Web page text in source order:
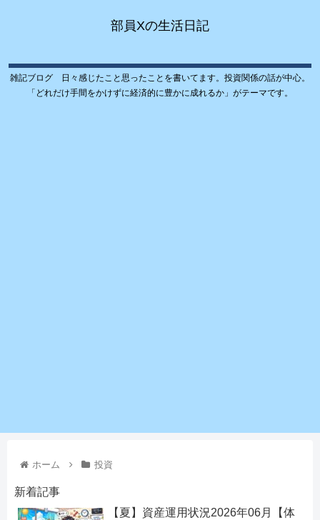
部員Xの生活日記
雑記ブログ 日々感じたこと思ったことを書いてます。投資関係の話が中心。
「どれだけ手間をかけずに経済的に豊かに成れるか」がテーマです。
ホーム 投資
新着記事
【夏】資産運用状況2026年06月【体